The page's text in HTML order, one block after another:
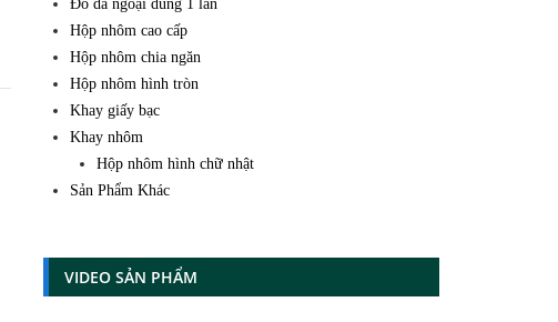
Đồ dã ngoại dùng 1 lần
Hộp nhôm cao cấp
Hộp nhôm chia ngăn
Hộp nhôm hình tròn
Khay giấy bạc
Khay nhôm
Hộp nhôm hình chữ nhật
Sản Phẩm Khác
VIDEO SẢN PHẨM